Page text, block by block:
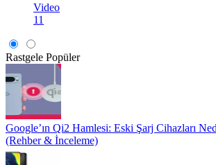
Video
11
Rastgele Popüler
Google’ın Qi2 Hamlesi: Eski Şarj Cihazları
(Rehber & İnceleme)